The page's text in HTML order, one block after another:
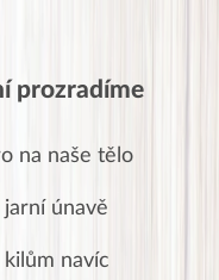
prozradíme
na naše tělo
únavě
navíc